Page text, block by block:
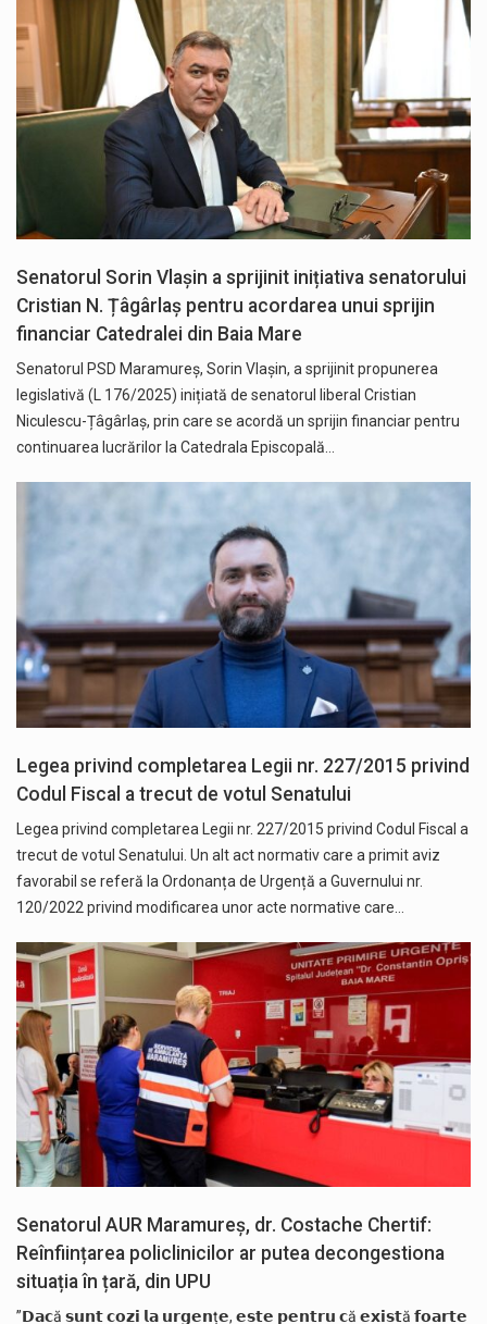
Senatorul Sorin Vlașin a sprijinit inițiativa senatorului
Cristian N. Țâgârlaș pentru acordarea unui sprijin
financiar Catedralei din Baia Mare
Senatorul PSD Maramureș, Sorin Vlașin, a sprijinit propunerea
legislativă (L 176/2025) inițiată de senatorul liberal Cristian
Niculescu-Țâgârlaș, prin care se acordă un sprijin financiar pentru
continuarea lucrărilor la Catedrala Episcopală…
Legea privind completarea Legii nr. 227/2015 privind
Codul Fiscal a trecut de votul Senatului
Legea privind completarea Legii nr. 227/2015 privind Codul Fiscal a
trecut de votul Senatului. Un alt act normativ care a primit aviz
favorabil se referă la Ordonanța de Urgență a Guvernului nr.
120/2022 privind modificarea unor acte normative care…
Senatorul AUR Maramureș, dr. Costache Chertif:
Reînființarea policlinicilor ar putea decongestiona
situația în țară, din UPU
”𝗗𝗮𝗰ă 𝘀𝘂𝗻𝘁 𝗰𝗼𝘇𝗶 𝗹𝗮 𝘂𝗿𝗴𝗲𝗻ț𝗲, 𝗲𝘀𝘁𝗲 𝗽𝗲𝗻𝘁𝗿𝘂 𝗰ă 𝗲𝘅𝗶𝘀𝘁ă 𝗳𝗼𝗮𝗿𝘁𝗲